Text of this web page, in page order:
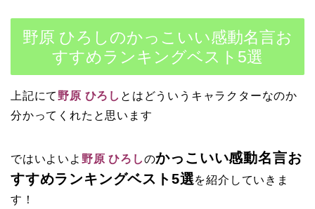
野原 ひろしのかっこいい感動名言お
すすめランキングベスト5選
上記にて 野原 ひろし とはどういうキャラクターなのか
分かってくれたと思います
ではいよいよ 野原 ひろしのかっこいい感動名言お
すすめランキングベスト5選を紹介していきま
す！